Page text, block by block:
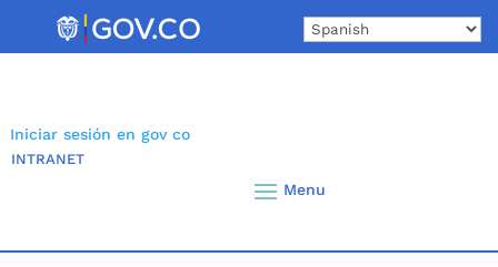
Iniciar sesión en gov co
INTRANET